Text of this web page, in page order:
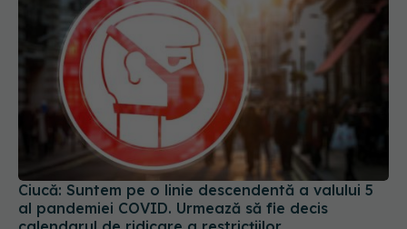
Ciucă: Suntem pe o linie descendentă a valului 5
al pandemiei COVID. Urmează să fie decis
calendarul de ridicare a restricțiilor
23 feb 2022, 11:53